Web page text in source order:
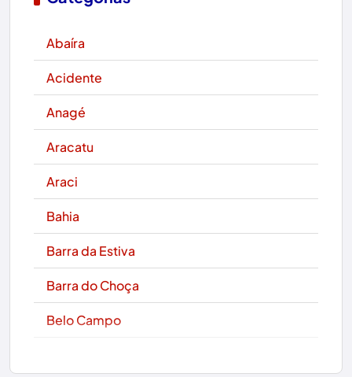
Abaíra
Acidente
Anagé
Aracatu
Araci
Bahia
Barra da Estiva
Barra do Choça
Belo Campo